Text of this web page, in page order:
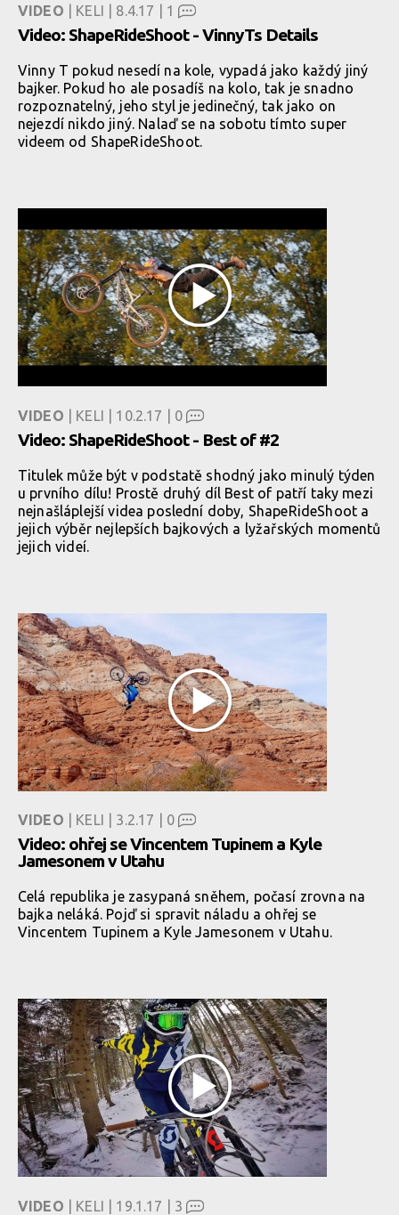
VIDEO | KELI | 8.4.17 | 1
Video: ShapeRideShoot - VinnyTs Details
Vinny T pokud nesedí na kole, vypadá jako každý jiný
bajker. Pokud ho ale posadíš na kolo, tak je snadno
rozpoznatelný, jeho styl je jedinečný, tak jako on
nejezdí nikdo jiný. Nalaď se na sobotu tímto super
videem od ShapeRideShoot.
VIDEO | KELI | 10.2.17 | 0
Video: ShapeRideShoot - Best of #2
Titulek může být v podstatě shodný jako minulý týden
u prvního dílu! Prostě druhý díl Best of patří taky mezi
nejnašláplejší videa poslední doby, ShapeRideShoot a
jejich výběr nejlepších bajkových a lyžařských momentů
jejich videí.
VIDEO | KELI | 3.2.17 | 0
Video: ohřej se Vincentem Tupinem a Kyle
Jamesonem v Utahu
Celá republika je zasypaná sněhem, počasí zrovna na
bajka neláká. Pojď si spravit náladu a ohřej se
Vincentem Tupinem a Kyle Jamesonem v Utahu.
VIDEO | KELI | 19.1.17 | 3